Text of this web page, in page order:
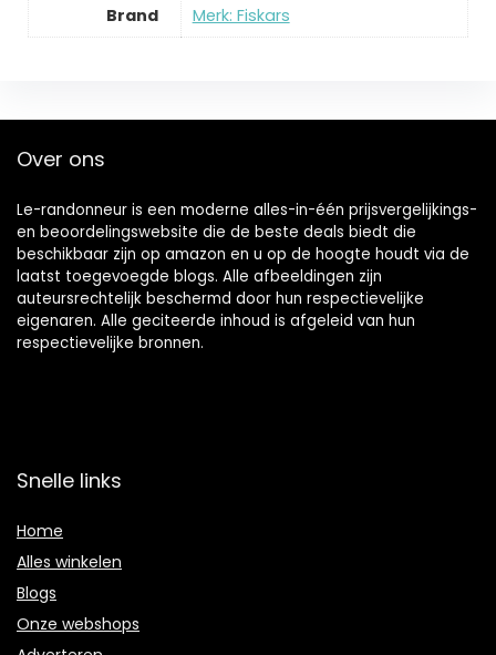
Brand Merk: Fiskars
Over ons
Le-randonneur is een moderne alles-in-één prijsvergelijkings-
en beoordelingswebsite die de beste deals biedt die
beschikbaar zijn op amazon en u op de hoogte houdt via de
laatst toegevoegde blogs. Alle afbeeldingen zijn
auteursrechtelijk beschermd door hun respectievelijke
eigenaren. Alle geciteerde inhoud is afgeleid van hun
respectievelijke bronnen.
Snelle links
Home
Alles winkelen
Blogs
Onze webshops